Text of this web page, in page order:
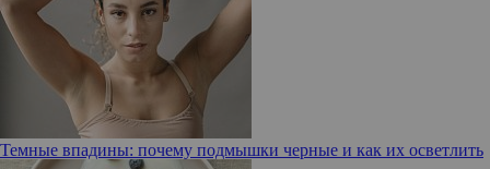
Темные впадины: почему подмышки черные и как их осветлить